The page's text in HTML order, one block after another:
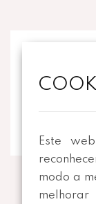
Este
modo a